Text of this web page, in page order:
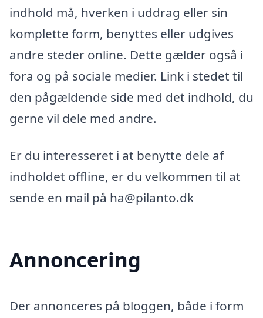
indhold må, hverken i uddrag eller sin
komplette form, benyttes eller udgives
andre steder online. Dette gælder også i
fora og på sociale medier. Link i stedet til
den pågældende side med det indhold, du
gerne vil dele med andre.
Er du interesseret i at benytte dele af
indholdet offline, er du velkommen til at
sende en mail på ha@pilanto.dk
Annoncering
Der annonceres på bloggen, både i form